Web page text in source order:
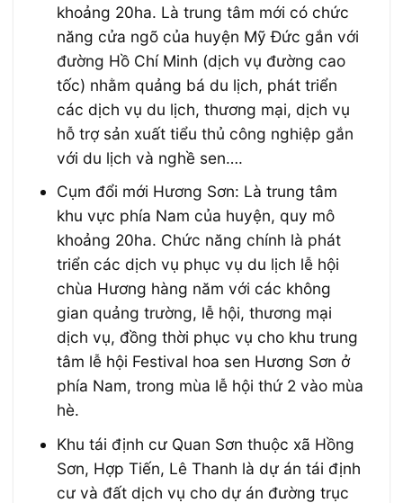
khoảng 20ha. Là trung tâm mới có chức
năng cửa ngõ của huyện Mỹ Đức gắn với
đường Hồ Chí Minh (dịch vụ đường cao
tốc) nhằm quảng bá du lịch, phát triển
các dịch vụ du lịch, thương mại, dịch vụ
hỗ trợ sản xuất tiểu thủ công nghiệp gắn
với du lịch và nghề sen….
Cụm đổi mới Hương Sơn: Là trung tâm
khu vực phía Nam của huyện, quy mô
khoảng 20ha. Chức năng chính là phát
triển các dịch vụ phục vụ du lịch lễ hội
chùa Hương hàng năm với các không
gian quảng trường, lễ hội, thương mại
dịch vụ, đồng thời phục vụ cho khu trung
tâm lễ hội Festival hoa sen Hương Sơn ở
phía Nam, trong mùa lễ hội thứ 2 vào mùa
hè.
Khu tái định cư Quan Sơn thuộc xã Hồng
Sơn, Hợp Tiến, Lê Thanh là dự án tái định
cư và đất dịch vụ cho dự án đường trục